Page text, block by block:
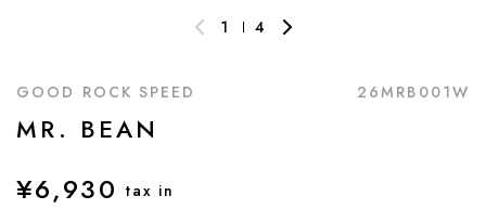
1 4
GOOD ROCK SPEED 26MRB001W
MR. BEAN
¥6,930 tax in